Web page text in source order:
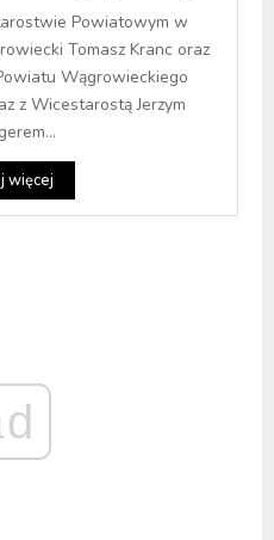
Powiatowym w
Tomasz Kranc oraz
Wągrowieckiego
z Wicestarostą Jerzym
więcej